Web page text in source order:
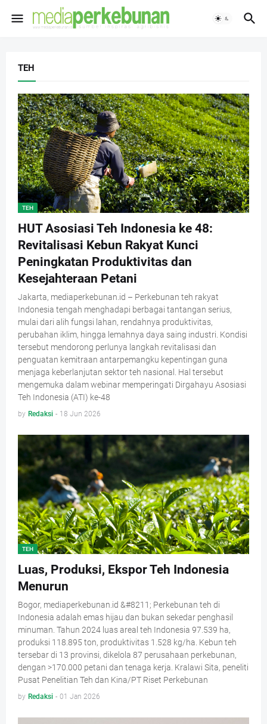
TEH
TEH
HUT Asosiasi Teh Indonesia ke 48:
Revitalisasi Kebun Rakyat Kunci
Peningkatan Produktivitas dan
Kesejahteraan Petani
Jakarta, mediaperkebunan.id – Perkebunan teh rakyat
Indonesia tengah menghadapi berbagai tantangan serius,
mulai dari alih fungsi lahan, rendahnya produktivitas,
perubahan iklim, hingga lemahnya daya saing industri. Kondisi
tersebut mendorong perlunya langkah revitalisasi dan
penguatan kemitraan antarpemangku kepentingan guna
menjaga keberlanjutan sektor teh nasional. Hal tersebut
mengemuka dalam webinar memperingati Dirgahayu Asosiasi
Teh Indonesia (ATI) ke-48
by Redaksi - 18 Jun 2026
TEH
Luas, Produksi, Ekspor Teh Indonesia
Menurun
Bogor, mediaperkebunan.id &#8211; Perkebunan teh di
Indonesia adalah emas hijau dan bukan sekedar penghasil
minuman. Tahun 2024 luas areal teh Indonesia 97.539 ha,
produksi 118.895 ton, produktivitas 1.528 kg/ha. Kebun teh
tersebar di 13 provinsi, dikelola 87 perusahaan perkebunan,
dengan >170.000 petani dan tenaga kerja. Kralawi Sita, peneliti
Pusat Penelitian Teh dan Kina/PT Riset Perkebunan
by Redaksi - 01 Jan 2026